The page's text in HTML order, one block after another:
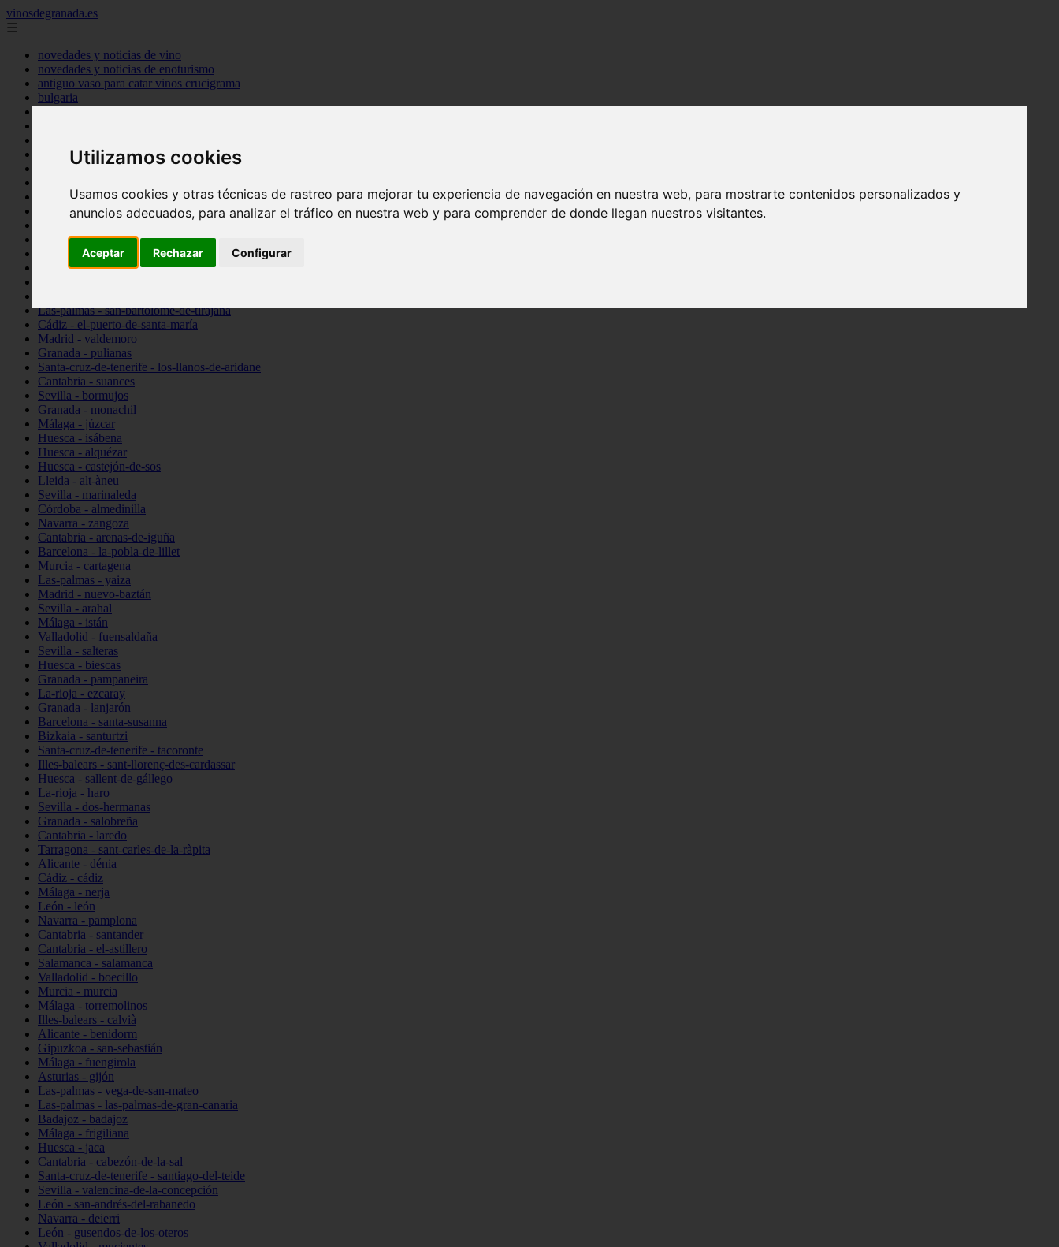
Utilizamos cookies
Usamos cookies y otras técnicas de rastreo para mejorar tu experiencia de navegación en nuestra web, para mostrarte contenidos personalizados y
anuncios adecuados, para analizar el tráfico en nuestra web y para comprender de donde llegan nuestros visitantes.
Aceptar Rechazar Configurar
vinosdegranada.es
☰
novedades y noticias de vino
novedades y noticias de enoturismo
antiguo vaso para catar vinos crucigrama
bulgaria
Córdoba - córdoba
Barcelona - barcelona
Ciudad-real - montiel
Santa-cruz-de-tenerife - guía-de-isora
La-rioja - casalarreina
Almería - roquetas-de-mar
Madrid - pozuelo-de-alarcón
Las-palmas - san-bartolomé-de-tirajana
Cádiz - el-puerto-de-santa-maría
Madrid - valdemoro
Granada - pulianas
Santa-cruz-de-tenerife - los-llanos-de-aridane
Cantabria - suances
Sevilla - bormujos
Granada - monachil
Málaga - júzcar
Huesca - isábena
Huesca - alquézar
Huesca - castejón-de-sos
Lleida - alt-àneu
Sevilla - marinaleda
Córdoba - almedinilla
Navarra - zangoza
Cantabria - arenas-de-iguña
Barcelona - la-pobla-de-lillet
Murcia - cartagena
Las-palmas - yaiza
Madrid - nuevo-baztán
Sevilla - arahal
Málaga - istán
Valladolid - fuensaldaña
Sevilla - salteras
Huesca - biescas
Granada - pampaneira
La-rioja - ezcaray
Granada - lanjarón
Barcelona - santa-susanna
Bizkaia - santurtzi
Santa-cruz-de-tenerife - tacoronte
Illes-balears - sant-llorenç-des-cardassar
Huesca - sallent-de-gállego
La-rioja - haro
Sevilla - dos-hermanas
Granada - salobreña
Cantabria - laredo
Tarragona - sant-carles-de-la-ràpita
Alicante - dénia
Cádiz - cádiz
Málaga - nerja
León - león
Navarra - pamplona
Cantabria - santander
Cantabria - el-astillero
Salamanca - salamanca
Valladolid - boecillo
Murcia - murcia
Málaga - torremolinos
Illes-balears - calvià
Alicante - benidorm
Gipuzkoa - san-sebastián
Málaga - fuengirola
Asturias - gijón
Las-palmas - vega-de-san-mateo
Las-palmas - las-palmas-de-gran-canaria
Badajoz - badajoz
Málaga - frigiliana
Huesca - jaca
Cantabria - cabezón-de-la-sal
Santa-cruz-de-tenerife - santiago-del-teide
Sevilla - valencina-de-la-concepción
León - san-andrés-del-rabanedo
Navarra - deierri
León - gusendos-de-los-oteros